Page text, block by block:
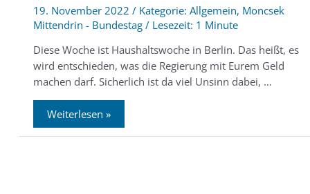
19. November 2022 / Allgemein, Moncsek
Mittendrin - Bundestag/
1 Minute
Diese Woche ist Haushaltswoche in Berlin. Das heißt, es
wird entschieden, was die Regierung mit Eurem Geld
machen darf. Sicherlich ist da viel Unsinn dabei, …
Weiterlesen »